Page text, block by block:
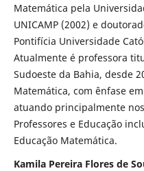
Matemática pela
UNICAMP (2002) e
Pontifícia Universidade
Atualmente é professora
Sudoeste da Bahia, desde
Matemática, com ênfase
atuando principalmente
Professores e Educação
Educação Matemática.
Kamila Pereira Flores de